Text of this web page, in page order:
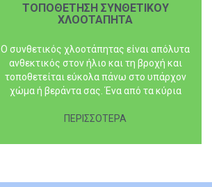
ΤΟΠΟΘΕΤΗΣΗ ΣΥΝΘΕΤΙΚΟΥ
ΧΛΟΟΤΑΠΗΤΑ
Ο συνθετικός χλοοτάπητας είναι απόλυτα
ανθεκτικός στον ήλιο και τη βροχή και
τοποθετείται εύκολα πάνω στο υπάρχον
χώμα ή βεράντα σας. Ένα από τα κύρια
χρειάζεται πότισμα, κούρεμα και
ΠΕΡΙΣΣΟΤΕΡΑ